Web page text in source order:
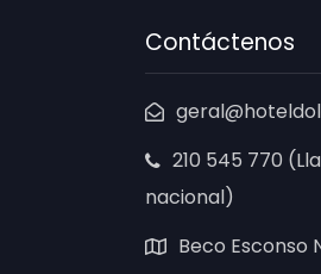
Contáctenos
210 545 770
nacional)
Beco Esconso